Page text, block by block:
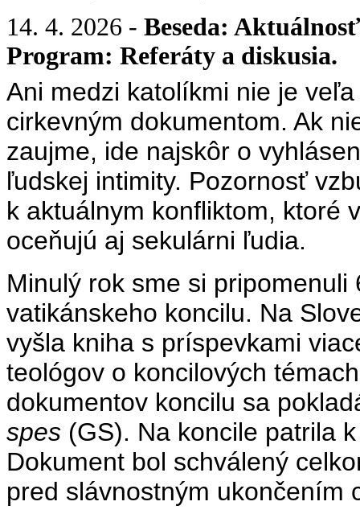
14. 4. 2026 - Beseda:
Program: Referáty a diskusia.
Ani medzi katolíkmi nie je
cirkevným dokumentom. Ak
zaujme, ide najskôr o
ľudskej intimity. Pozornosť
k aktuálnym konfliktom, ktoré
oceňujú aj sekulárni ľudia.
Minulý rok sme si
vatikánskeho koncilu. Na
vyšla kniha s príspevkami
teológov o koncilových
dokumentov koncilu sa
spes (GS). Na koncile patrila
Dokument bol schválený
pred slávnostným ukončením